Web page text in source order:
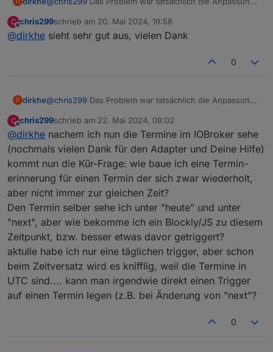
angepasst, Da habe ich das auch so angepasst, dass es
keine Warnung mehr gab. Allerdings wurde das
Die Diskussion habe ich mit den Admin Entwickler schon
ist. Wenn es genau ein Passort gibt geht deren Lösung,
aber nicht für eine dynamische Liste. Ich hatte da auch
schon 2 Lösungsvorschläge gemacht, die wurden aber
ignoriert.
Sollte in der 1.3.7 gefixt sein. Das Logging habe ich auch
ein bisschen angepasst
C
Offline
chris299schrieb am 20. Mai 2024, 19:58
zuletzt editiert von
@dirkhe sieht sehr gut aus, vielen Dank
0
D dirkhe@chris299 Das Problem war tatsächlich die Anpassung
angepasst, Da habe ich das auch so angepasst, dass es
keine Warnung mehr gab. Allerdings wurde das
passwort dadurch nicht mehr gespeichert.
Die Diskussion habe ich mit den Admin Entwickler schon
mal geführt. Die Idee ist, dass Passwörter encrypted
gespeichert werden sollen. So gut so richtig, nur gibt es
keine Lösung, wenn die Anzahl Passwörter dynamisch
ist. Wenn es genau ein Passort gibt geht deren Lösung,
schon 2 Lösungsvorschläge gemacht, die wurden aber
ignoriert.
Sollte in der 1.3.7 gefixt sein. Das Logging habe ich auch
ein bisschen angepasst
C
Offline
chris299schrieb am 22. Mai 2024, 08:02
zuletzt editiert von
@dirkhe nachem ich nun die Termine im IOBroker sehe
(nochmals vielen Dank für den Adapter und Deine Hilfe)
kommt nun die Kür-Frage: wie baue ich eine Termin-
erinnerung für einen Termin der sich zwar wiederholt,
aber nicht immer zur gleichen Zeit?
Den Termin selber sehe ich unter "heute" und unter
"next", aber wie bekomme ich ein Blockly/JS zu diesem
Zeitpunkt, bzw. besser etwas davor getriggert?
aktulle habe ich nur eine täglichen trigger, aber schon
beim Zeitversatz wird es knifflig, weil die Termine in
UTC sind.... kann man irgendwie direkt einen Trigger
auf einen Termin legen (z.B. bei Änderung von "next"?
0